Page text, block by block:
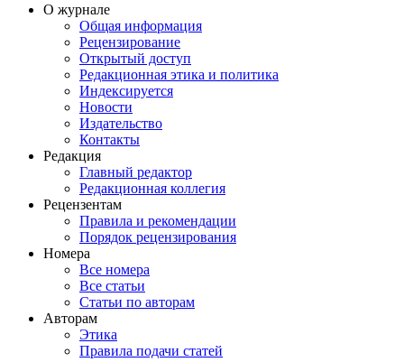
О журнале
Общая информация
Рецензирование
Открытый доступ
Редакционная этика и политика
Индекcируется
Новости
Издательство
Контакты
Редакция
Главный редактор
Редакционная коллегия
Рецензентам
Правила и рекомендации
Порядок рецензирования
Номера
Все номера
Все статьи
Статьи по авторам
Авторам
Этика
Правила подачи статей